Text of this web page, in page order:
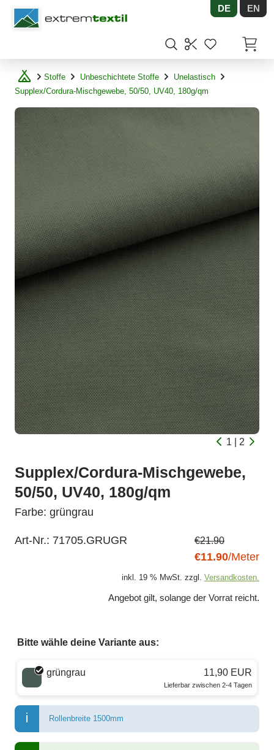
Shopware DE EN
Stoffe Unbeschichtete Stoffe
Unelastisch
Supplex/Cordura-Mischgewebe, 50/50, UV40, 180g/qm
1 | 2
Supplex/Cordura-Mischgewebe,
50/50, UV40, 180g/qm
Farbe: grüngrau
Art-Nr.: 71705.GRUGR €21.90
€11.90/Meter
inkl. 19 % MwSt. zzgl. Versandkosten.
Angebot gilt, solange der Vorrat reicht.
Bitte wähle deine Variante aus:
Wähle eine Farbe
grüngrau 11,90 EUR
Lieferbar zwischen 2-4 Tagen
Rollenbreite 1500mm